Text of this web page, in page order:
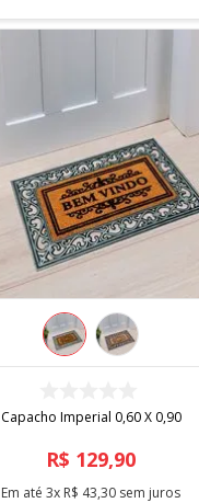
Capacho Imperial 0,60 X 0,90
R$ 129,90
Em até3x R$ 43,30 sem juros